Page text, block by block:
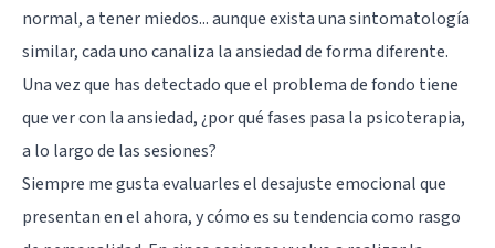
normal, a tener miedos... aunque exista una sintomatología
similar, cada uno canaliza la ansiedad de forma diferente.
Una vez que has detectado que el problema de fondo tiene
que ver con la ansiedad, ¿por qué fases pasa la psicoterapia,
a lo largo de las sesiones?
Siempre me gusta evaluarles el desajuste emocional que
presentan en el ahora, y cómo es su tendencia como rasgo